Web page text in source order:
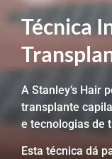
Técnica
A Stanley’s Hair
transplante
e tecnologias de
Esta técnica dá